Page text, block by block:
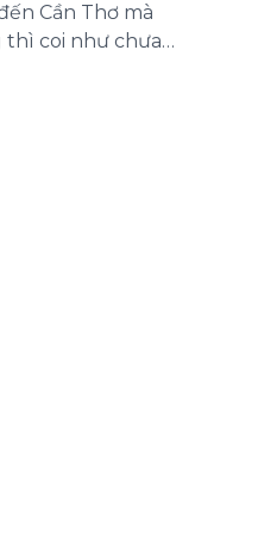
Cần Thơ mà
thì coi như chưa